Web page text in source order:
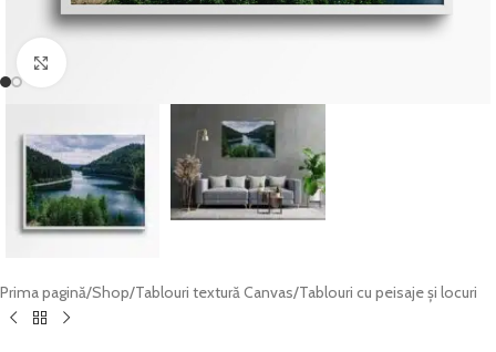
Prima pagină/Shop/Tablouri textură Canvas/Tablouri cu peisaje și locuri